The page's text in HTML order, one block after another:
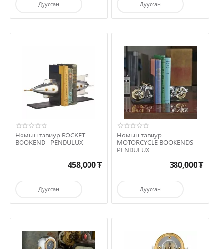
Дууссан Дууссан
Номын тавиур ROCKET
BOOKEND - PENDULUX
458,000₮
Дууссан
Номын тавиур
MOTORCYCLE BOOKENDS -
PENDULUX
380,000₮
Дууссан